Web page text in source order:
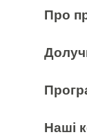
Про
Наші